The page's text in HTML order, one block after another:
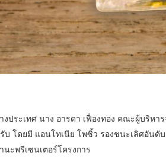
ประเทศ นาง อารดา เฟื่องทอง คณะผู้บริห
รับ โดยมี แอนโทเนีย โพซิ้ว รองชนะเลิศอัน
นะพรีเซนเตอร์โครงการ